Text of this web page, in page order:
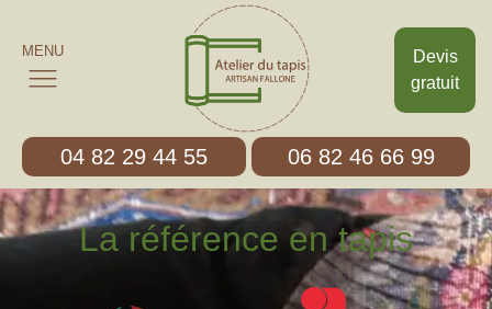
Devis
gratuit
MENU
04 82 29 44 55 06 82 46 66 99
La référence en tapis